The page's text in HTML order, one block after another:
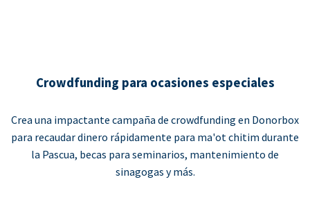
Crowdfunding para ocasiones especiales
Crea una impactante campaña de crowdfunding en Donorbox
para recaudar dinero rápidamente para ma'ot chitim durante
la Pascua, becas para seminarios, mantenimiento de
sinagogas y más.